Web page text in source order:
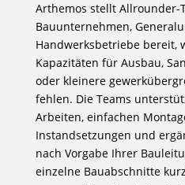
Arthemos stellt Allrounder-
Bauunternehmen,
Handwerksbetriebe bereit,
Kapazitäten für Ausbau,
oder kleinere
fehlen. Die Teams
Arbeiten, einfachen
Instandsetzungen und
nach Vorgabe Ihrer
einzelne Bauabschnitte